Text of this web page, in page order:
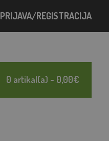
PRIJAVA/REGISTRACIJA
0 artikal(a) - 0,00€